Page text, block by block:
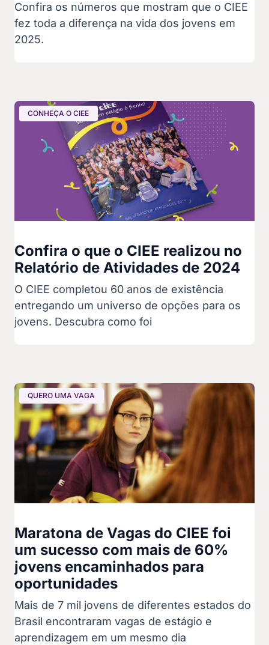
Confira os números que mostram que o CIEE
fez toda a diferença na vida dos jovens em
2025.
CONHEÇA O CIEE
Confira o que o CIEE realizou no
Relatório de Atividades de 2024
O CIEE completou 60 anos de existência
entregando um universo de opções para os
jovens. Descubra como foi
QUERO UMA VAGA
Maratona de Vagas do CIEE foi
um sucesso com mais de 60%
jovens encaminhados para
oportunidades
Mais de 7 mil jovens de diferentes estados do
Brasil encontraram vagas de estágio e
aprendizagem em um mesmo dia